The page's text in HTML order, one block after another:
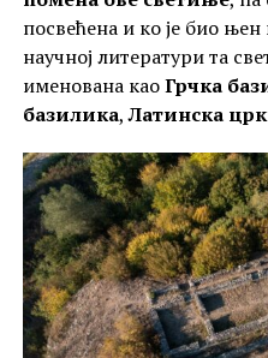
посвећена и ко је био
научној литератури та
именована каоГрчка
базилика,Латинска